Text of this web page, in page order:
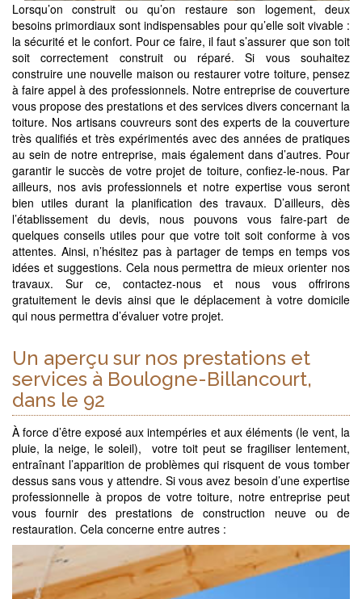
Lorsqu’on construit ou qu’on restaure son logement, deux
besoins primordiaux sont indispensables pour qu’elle soit vivable :
la sécurité et le confort. Pour ce faire, il faut s’assurer que son toit
soit correctement construit ou réparé. Si vous souhaitez
construire une nouvelle maison ou restaurer votre toiture, pensez
à faire appel à des professionnels. Notre entreprise de couverture
vous propose des prestations et des services divers concernant la
toiture. Nos artisans couvreurs sont des experts de la couverture
très qualifiés et très expérimentés avec des années de pratiques
au sein de notre entreprise, mais également dans d’autres. Pour
garantir le succès de votre projet de toiture, confiez-le-nous. Par
ailleurs, nos avis professionnels et notre expertise vous seront
bien utiles durant la planification des travaux. D’ailleurs, dès
l’établissement du devis, nous pouvons vous faire-part de
quelques conseils utiles pour que votre toit soit conforme à vos
attentes. Ainsi, n’hésitez pas à partager de temps en temps vos
idées et suggestions. Cela nous permettra de mieux orienter nos
travaux. Sur ce, contactez-nous et nous vous offrirons
gratuitement le devis ainsi que le déplacement à votre domicile
qui nous permettra d’évaluer votre projet.
Un aperçu sur nos prestations et
services à Boulogne-Billancourt,
dans le 92
À force d’être exposé aux intempéries et aux éléments (le vent, la
pluie, la neige, le soleil), votre toit peut se fragiliser lentement,
entraînant l’apparition de problèmes qui risquent de vous tomber
dessus sans vous y attendre. Si vous avez besoin d’une expertise
professionnelle à propos de votre toiture, notre entreprise peut
vous fournir des prestations de construction neuve ou de
restauration. Cela concerne entre autres :